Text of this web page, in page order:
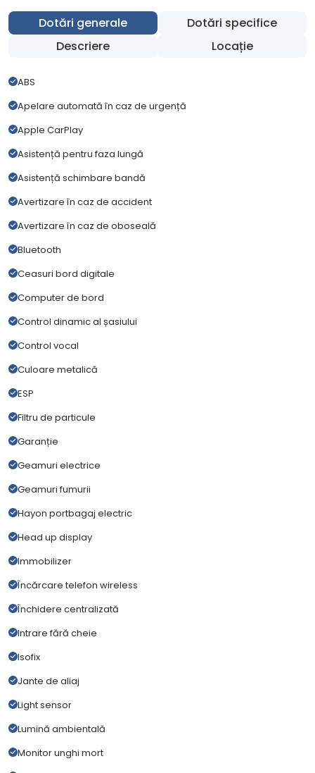
Dotări generale
Dotări specifice
Descriere
Locație
ABS
Apelare automată în caz de urgență
Apple CarPlay
Asistență pentru faza lungă
Asistență schimbare bandă
Avertizare în caz de accident
Avertizare în caz de oboseală
Bluetooth
Ceasuri bord digitale
Computer de bord
Control dinamic al șasiului
Control vocal
Culoare metalică
ESP
Filtru de particule
Garanție
Geamuri electrice
Geamuri fumurii
Hayon portbagaj electric
Head up display
Immobilizer
Încărcare telefon wireless
Închidere centralizată
Intrare fără cheie
Isofix
Jante de aliaj
Light sensor
Lumină ambientală
Monitor unghi mort